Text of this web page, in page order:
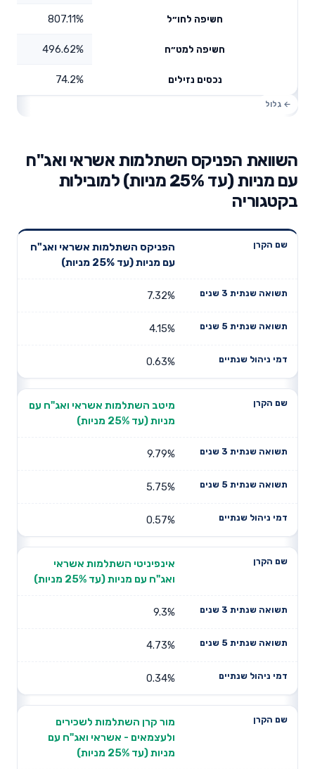
חשיפה לחו״ל 807.11%
חשיפה למט״ח 496.62%
נכסים נזילים 74.2%
השוואת הפניקס השתלמות אשראי ואג"ח
עם מניות (עד 25% מניות) למובילות
בקטגוריה
שנתית 3
תשואה
שנתית 5
דמי ניהול
הפניקס השתלמות אשראי ואג"ח
עם מניות (עד 25% מניות)
7.32%
4.15%
0.63%
מיטב השתלמות אשראי ואג"ח עם
מניות (עד 25% מניות)
9.79%
5.75%
0.57%
אינפיניטי השתלמות אשראי
ואג"ח עם מניות (עד 25% מניות)
9.3%
4.73%
0.34%
מור קרן השתלמות לשכירים
ולעצמאים - אשראי ואג"ח עם
מניות (עד 25% מניות)